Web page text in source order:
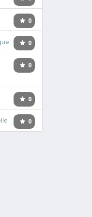
0
0
0
0
0